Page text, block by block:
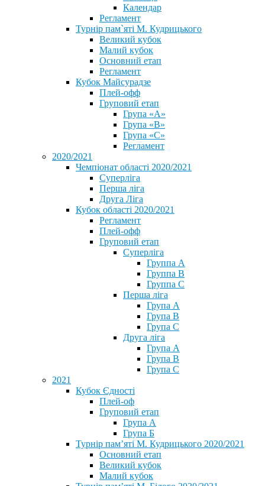
Календар
Регламент
Турнір пам`яті М. Кудрицького
Великий кубок
Малий кубок
Основний етап
Регламент
Кубок Майсурадзе
Плей-офф
Груповий етап
Група «А»
Група «B»
Група «C»
Регламент
2020/2021
Чемпіонат області 2020/2021
Суперліга
Перша ліга
Друга Ліга
Кубок області 2020/2021
Регламент
Плей-офф
Груповий етап
Суперліга
Группа A
Группа B
Группа C
Перша ліга
Група A
Група B
Група C
Друга ліга
Група A
Група B
Група C
2021
Кубок Єдності
Плей-оф
Груповий етап
Група А
Група Б
Турнір пам’яті М. Кудрицького 2020/2021
Основний етап
Великий кубок
Малий кубок